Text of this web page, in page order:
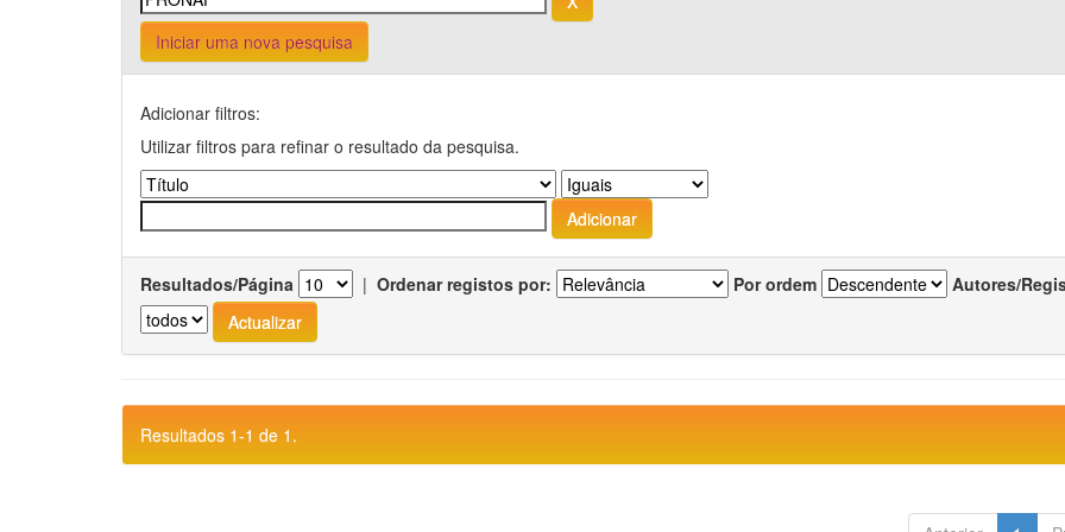
Iniciar uma nova pesquisa
Adicionar filtros:
Utilizar filtros para refinar o resultado da pesquisa.
Resultados/Página | Ordenar registos por: Por ordem Autores/
Resultados 1-1 de 1.